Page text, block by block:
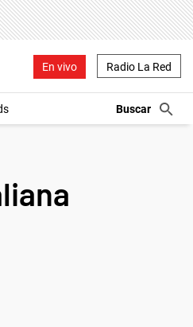
En vivo Radio La Red